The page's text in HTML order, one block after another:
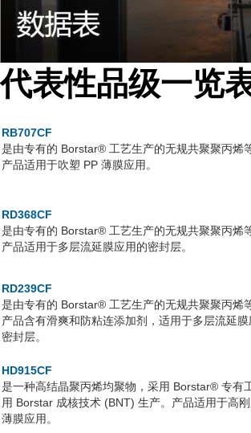
代表性品级一览
RB707CF
是由专有的 Borstar® 工艺生产的无规共聚聚丙烯
产品适用于吹塑 PP 薄膜应用。
RD368CF
是由专有的 Borstar® 工艺生产的无规共聚聚丙烯
产品适用于多层流延膜应用的密封层。
RD239CF
是由专有的 Borstar® 工艺生产的无规共聚聚丙烯
产品含有滑爽和防粘连添加剂，适用于多层流延膜
密封层。
HD915CF
是一种高结晶聚丙烯均聚物，采用 Borstar® 专有
用 Borstar 成核技术 (BNT) 生产。产品适用于高
薄膜应用。